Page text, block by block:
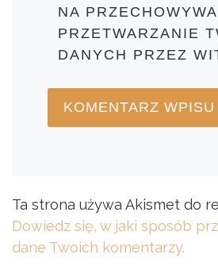
NA
PRZETWARZANIE
DANYCH PRZEZ
Ta strona używa Akismet do
Dowiedz się, w jaki sposób
dane Twoich komentarzy.